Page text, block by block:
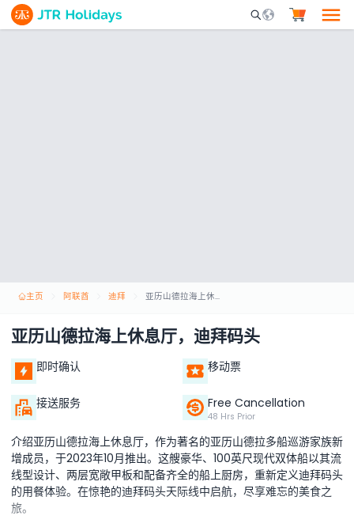
Mobile Search
主页 阿联酋 迪拜 亚历山德拉海上休息厅，迪拜码头
亚历山德拉海上休息厅，迪拜码头
即时确认 移动票
接送服务 Free Cancellation
48 Hrs Prior
介绍亚历山德拉海上休息厅，作为著名的亚历山德拉多船巡游家族新
增成员，于2023年10月推出。这艘豪华、100英尺现代双体船以其流
线型设计、两层宽敞甲板和配备齐全的船上厨房，重新定义迪拜码头
的用餐体验。在惊艳的迪拜码头天际线中启航，尽享难忘的美食之
旅。